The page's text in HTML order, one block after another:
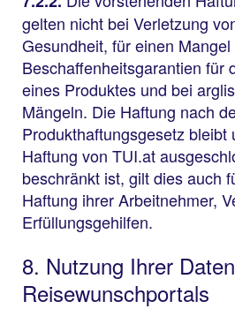
gelten nicht bei Verletzung
Gesundheit, für einen
Beschaffenheitsgarantien für
eines Produktes und bei
Mängeln. Die Haftung nach
Produkthaftungsgesetz
Haftung von TUI.at
beschränkt ist, gilt dies auch
Haftung ihrer Arbeitnehmer,
Erfüllungsgehilfen.
8. Nutzung Ihrer
Reisewunschportals